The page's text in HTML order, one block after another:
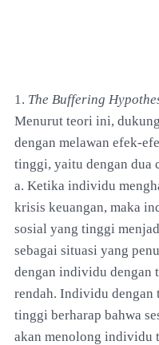
1. The Buffering
Menurut teori ini,
dengan melawan efek-
tinggi, yaitu dengan dua
a. Ketika individu
krisis keuangan, maka
sosial yang tinggi
sebagai situasi yang
dengan individu dengan
rendah. Individu dengan
tinggi berharap bahwa
akan menolong individu